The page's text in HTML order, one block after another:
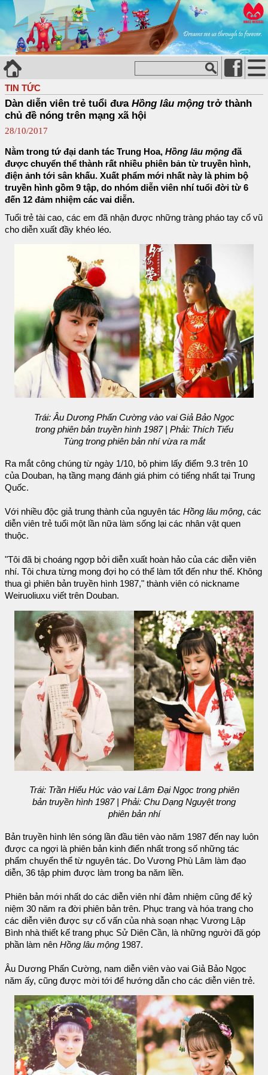
TIN TỨC
Dàn diễn viên trẻ tuổi đưa Hồng lâu mộng trở thành
chủ đề nóng trên mạng xã hội
28/10/2017
Nằm trong tứ đại danh tác Trung Hoa, Hồng lâu mộng đã
được chuyển thể thành rất nhiều phiên bản từ truyền hình,
điện ảnh tới sân khấu. Xuất phẩm mới nhất này là phim bộ
truyền hình gồm 9 tập, do nhóm diễn viên nhí tuổi đời từ 6
đến 12 đảm nhiệm các vai diễn.
Tuổi trẻ tài cao, các em đã nhận được những tràng pháo tay cổ vũ
cho diễn xuất đầy khéo léo.
Trái: Âu Dương Phấn Cường vào vai Giả Bảo Ngọc
trong phiên bản truyền hình 1987 | Phải: Thích Tiểu
Tùng trong phiên bản nhí vừa ra mắt
Ra mắt công chúng từ ngày 1/10, bộ phim lấy điểm 9.3 trên 10
của Douban, hạ tầng mạng đánh giá phim có tiếng nhất tại Trung
Quốc.
Với nhiều độc giả trung thành của nguyên tác Hồng lâu mộng, các
diễn viên trẻ tuổi một lần nữa làm sống lại các nhân vật quen
thuộc.
"Tôi đã bị choáng ngợp bởi diễn xuất hoàn hảo của các diễn viên
nhí. Tôi chưa từng mong đợi họ có thể làm tốt đến như thế. Không
thua gì phiên bản truyền hình 1987," thành viên có nickname
Weiruoliuxu viết trên Douban.
Trái: Trần Hiểu Húc vào vai Lâm Đại Ngọc trong phiên
bản truyền hình 1987 | Phải: Chu Dạng Nguyệt trong
phiên bản nhí
Bản truyền hình lên sóng lần đầu tiên vào năm 1987 đến nay luôn
được ca ngợi là phiên bản kinh điển nhất trong số những tác
phẩm chuyển thể từ nguyên tác. Do Vương Phù Lâm làm đạo
diễn, 36 tập phim được làm trong ba năm liền.
Phiên bản mới nhất do các diễn viên nhí đảm nhiệm cũng để kỷ
niệm 30 năm ra đời phiên bản trên. Phục trang và hóa trang cho
các diễn viên được sự cố vấn của nhà soạn nhạc Vương Lập
Bình nhà thiết kế trang phục Sử Diên Cần, là những người đã góp
phần làm nên Hồng lâu mộng 1987.
Âu Dương Phấn Cường, nam diễn viên vào vai Giả Bảo Ngọc
năm ấy, cũng được mời tới để hướng dẫn cho các diễn viên trẻ.